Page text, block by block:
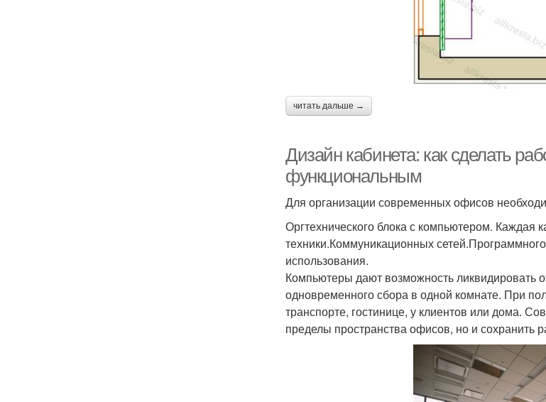
читать дальше →
Дизайн кабинета: как сделать
функциональным
Для организации современных офисов
Оргтехнического блока с компьютером. Каждая
техники.Коммуникационных
использования.
Компьютеры дают возможность ликвидировать
одновременного сбора в одной комнате. При
транспорте, гостинице, у клиентов или дома.
пределы пространства офисов, но и сохранить